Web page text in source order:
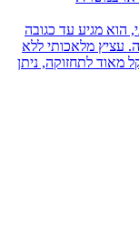
הוא מגיע עד כגובה
עציץ מלאכותי ללא
מאוד לתחזוקה, ניתן